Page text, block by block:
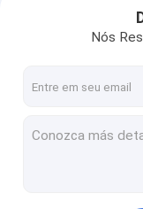
Cabo de fibra
Nós